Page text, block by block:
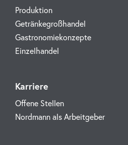
Produktion
Getränkegroßhandel
Gastronomiekonzepte
Einzelhandel
Karriere
Offene Stellen
Nordmann als Arbeitgeber